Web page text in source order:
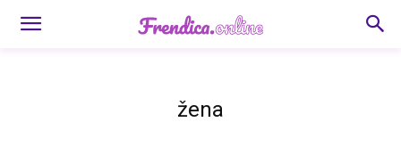
žena